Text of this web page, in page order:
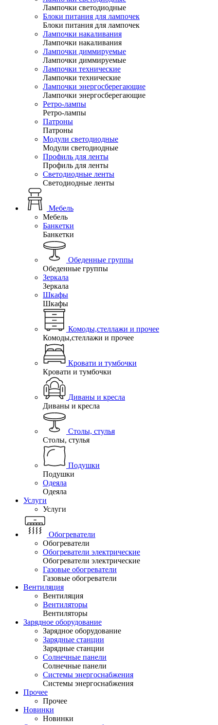
Лампочки светодиодные
Блоки питания для лампочек
Блоки питания для лампочек
Лампочки накаливания
Лампочки накаливания
Лампочки диммируемые
Лампочки диммируемые
Лампочки технические
Лампочки технические
Лампочки энергосберегающие
Лампочки энергосберегающие
Ретро-лампы
Ретро-лампы
Патроны
Патроны
Модули светодиодные
Модули светодиодные
Профиль для ленты
Профиль для ленты
Светодиодные ленты
Светодиодные ленты
Мебель
Мебель
Банкетки
Банкетки
Обеденные группы
Обеденные группы
Зеркала
Зеркала
Шкафы
Шкафы
Комоды,стеллажи и прочее
Комоды,стеллажи и прочее
Кровати и тумбочки
Кровати и тумбочки
Диваны и кресла
Диваны и кресла
Столы, стулья
Столы, стулья
Подушки
Подушки
Одеяла
Одеяла
Услуги
Услуги
Обогреватели
Обогреватели
Обогреватели электрические
Обогреватели электрические
Газовые обогреватели
Газовые обогреватели
Вентиляция
Вентиляция
Вентиляторы
Вентиляторы
Зарядное оборудование
Зарядное оборудование
Зарядные станции
Зарядные станции
Солнечные панели
Солнечные панели
Системы энергоснабжения
Системы энергоснабжения
Прочее
Прочее
Новинки
Новинки